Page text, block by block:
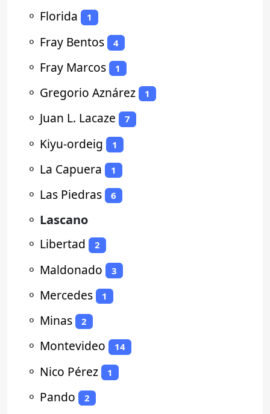
⚬ Florida 1
⚬ Fray Bentos 4
⚬ Fray Marcos 1
⚬ Gregorio Aznárez 1
⚬ Juan L. Lacaze 7
⚬ Kiyu-ordeig 1
⚬ La Capuera 1
⚬ Las Piedras 6
⚬ Lascano
⚬ Libertad 2
⚬ Maldonado 3
⚬ Mercedes 1
⚬ Minas 2
⚬ Montevideo 14
⚬ Nico Pérez 1
⚬ Pando 2